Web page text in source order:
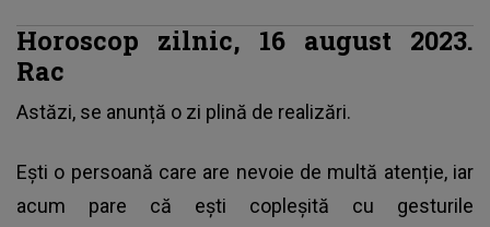
Horoscop zilnic, 16 august 2023.
Rac
Astăzi, se anunță o zi plină de realizări.
Ești o persoană care are nevoie de multă atenție, iar
acum pare că ești copleșită cu gesturile